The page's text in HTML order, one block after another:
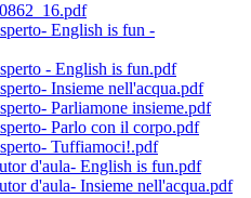
English is fun -
- English is fun.pdf
Insieme nell'acqua.pdf
Parliamone insieme.pdf
Parlo con il corpo.pdf
Tuffiamoci!.pdf
d'aula- English is fun.pdf
d'aula- Insieme nell'acqua.pdf